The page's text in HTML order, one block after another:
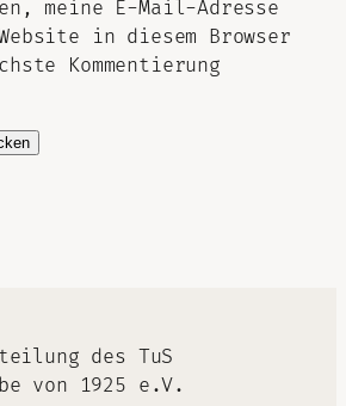
meine E-Mail-Adresse
in diesem Browser
Kommentierung
des TuS
von 1925 e.V.